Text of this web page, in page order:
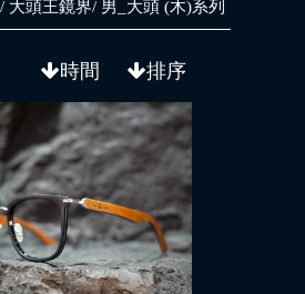
大頭王鏡界 男_大頭 (木)系列
時間 排序